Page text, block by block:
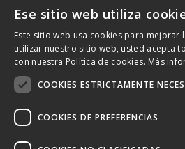
C/ Vallès 2 – Polígono Industrial
Llobregat, Barcelona –
+34 934 809 150–otb@comsa.com–
Ese sitio web utiliza
Este sitio web usa cookies para mejorar
utilizar nuestro sitio web, usted acepta
con nuestra Política de cookies. Más
COOKIES ESTRICTAMENTE
COOKIES DE PREFERENCIAS